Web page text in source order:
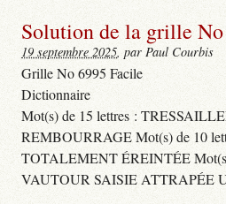
Solution de la grille
19 septembre 2025, par Paul Courbis
Grille No 6995 Facile
Dictionnaire
Mot(s) de 15 lettres :
REMBOURRAGE Mot(s) de 10
TOTALEMENT ÉREINTÉE
VAUTOUR SAISIE ATTRAPÉE